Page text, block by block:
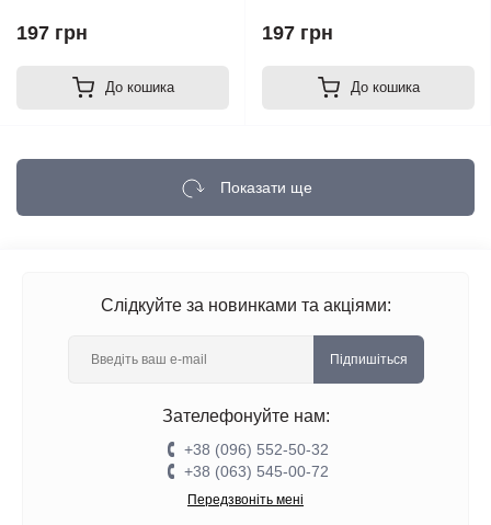
197 грн
До кошика
197 грн
До кошика
Показати ще
Слідкуйте за новинками та акціями:
Підпишіться
Зателефонуйте нам:
+38 (096) 552-50-32
+38 (063) 545-00-72
Передзвоніть мені